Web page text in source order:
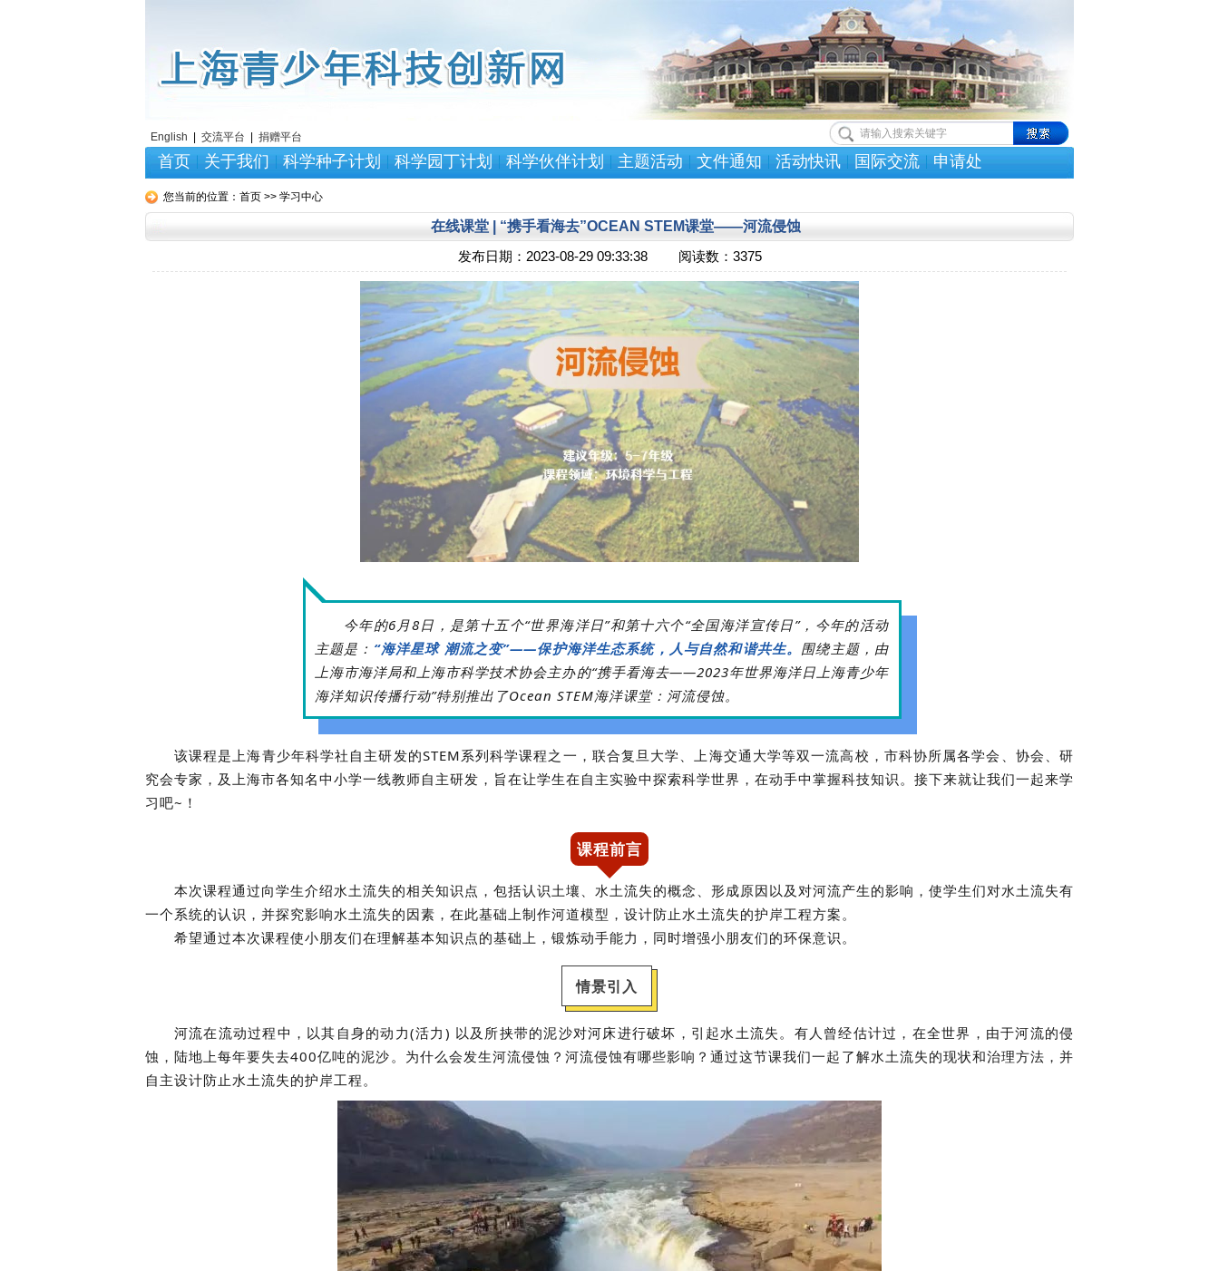
English 交流平台 捐赠平台
首页 关于我们 科学种子计划 科学园丁计划 科学伙伴计划 主题活动 文件通知 活动快讯 国际交流 申请处
您当前的位置： 首页 >> 学习中心
在线课堂 | “携手看海去”OCEAN STEM课堂——河流侵蚀
发布日期： 2023-08-29 09:33:38阅读数： 3375
今年的6月8日，是第十五个“世界海洋日”和第十六个“全国海洋宣传日”，今年的活动
主题是： “海洋星球 潮流之变”——保护海洋生态系统，人与自然和谐共生。 围绕主题，由
上海市海洋局和上海市科学技术协会主办的“携手看海去——2023年世界海洋日上海青少年
海洋知识传播行动”特别推出了Ocean STEM海洋课堂：河流侵蚀。
该课程是上海青少年科学社自主研发的STEM系列科学课程之一，联合复旦大学、上海交通大学等双一流高校，市科协所属各学会、协会、研
究会专家，及上海市各知名中小学一线教师自主研发，旨在让学生在自主实验中探索科学世界，在动手中掌握科技知识。接下来就让我们一起来学
习吧~！
课程前言
本次课程通过向学生介绍水土流失的相关知识点，包括认识土壤、水土流失的概念、形成原因以及对河流产生的影响，使学生们对水土流失有
一个系统的认识，并探究影响水土流失的因素，在此基础上制作河道模型，设计防止水土流失的护岸工程方案。
希望通过本次课程使小朋友们在理解基本知识点的基础上，锻炼动手能力，同时增强小朋友们的环保意识。
情景引入
河流在流动过程中，以其自身的动力(活力) 以及所挟带的泥沙对河床进行破坏，引起水土流失。有人曾经估计过，在全世界，由于河流的侵
蚀，陆地上每年要失去400亿吨的泥沙。为什么会发生河流侵蚀？河流侵蚀有哪些影响？通过这节课我们一起了解水土流失的现状和治理方法，并
自主设计防止水土流失的护岸工程。